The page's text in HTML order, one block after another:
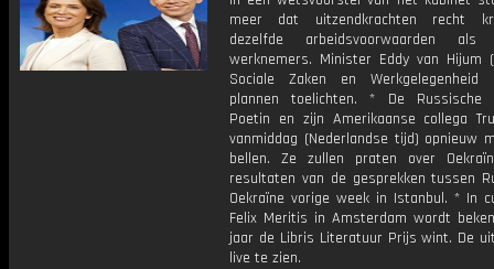
meer dat uitzendkrachten recht
dezelfde arbeidsvoorwaarden als
werknemers. Minister Eddy van Hijum
Sociale Zaken en
plannen toelichten. * De Russische
Poetin en zijn Amerikaanse collega
vanmiddag (Nederlandse tijd) opnieuw
bellen. Ze zullen praten over
resultaten van de gesprekken tussen
Oekraïne vorige week in Istanbul. * In
Felix Meritis in Amsterdam wordt
jaar de Libris Literatuur Prijs wint. De
live te zien.